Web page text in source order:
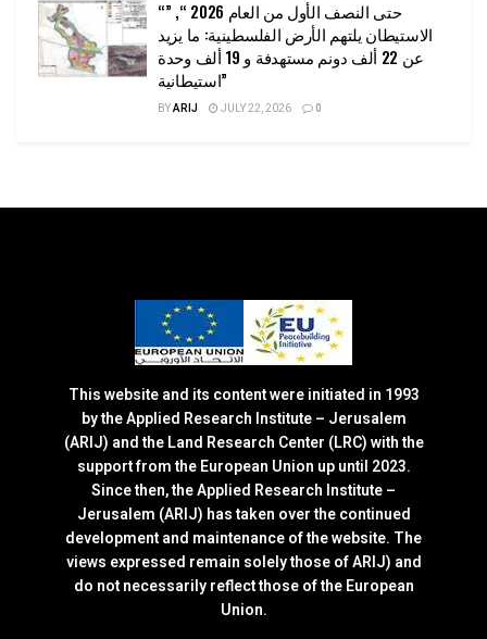
“حتى النصف الأول من العام 2026 “, ”
الاستيطان يلتهم الأرض الفلسطينية: ما يزيد
عن 22 ألف دونم مستهدفة و 19 ألف وحدة
استيطانية”
BYARIJ JULY 22, 2026 0
This website and its content were initiated in 1993
by the Applied Research Institute – Jerusalem
(ARIJ) and the Land Research Center (LRC) with the
support from the European Union up until 2023.
Since then, the Applied Research Institute –
Jerusalem (ARIJ) has taken over the continued
development and maintenance of the website. The
views expressed remain solely those of ARIJ) and
do not necessarily reflect those of the European
Union.